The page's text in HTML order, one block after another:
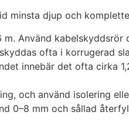
minsta djup och
Använd
ofta i korrugerad
innebär det ofta cirka
och använd isolering
0–8 mm och sållad